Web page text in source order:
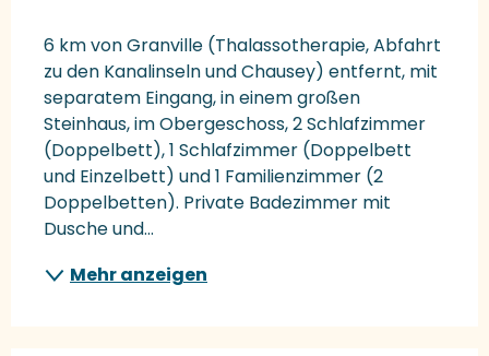
6 km von Granville (Thalassotherapie, Abfahrt
zu den Kanalinseln und Chausey) entfernt, mit
separatem Eingang, in einem großen
Steinhaus, im Obergeschoss, 2 Schlafzimmer
(Doppelbett), 1 Schlafzimmer (Doppelbett
und Einzelbett) und 1 Familienzimmer (2
Doppelbetten). Private Badezimmer mit
Dusche und...
Mehr anzeigen